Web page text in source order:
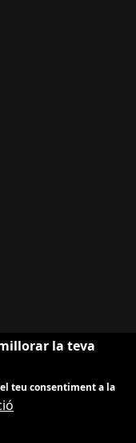
la teva
teu consentiment a la